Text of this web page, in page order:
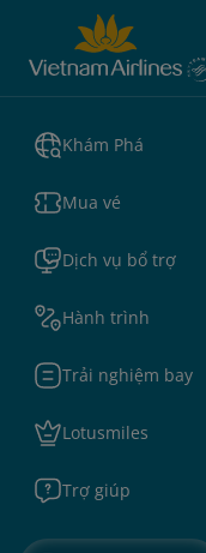
Khám Phá
Mua vé
Dịch vụ bổ trợ
Hành trình
Trải nghiệm bay
Lotusmiles
Trợ giúp